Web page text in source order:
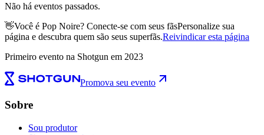
Não há eventos passados.
👋Você é Pop Noire? Conecte-se com seus fãsPersonalize sua
página e descubra quem são seus superfãs.Reivindicar esta página
Primeiro evento na Shotgun em 2023
Promova seu evento
Sobre
Sou produtor